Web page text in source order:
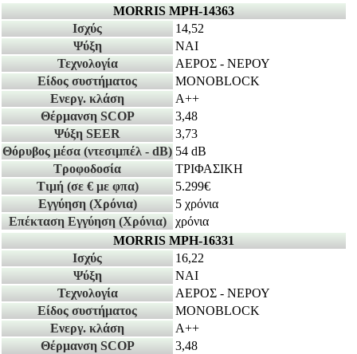
MORRIS MPH-14363
Ισχύς
14,52
Ψύξη
ΝΑΙ
Τεχνολογία
ΑΕΡΟΣ - ΝΕΡΟΥ
Είδος συστήματος
MONOBLOCK
Ενεργ. κλάση
A++
Θέρμανση SCOP
3,48
Ψύξη SEER
3,73
Θόρυβος μέσα (ντεσιμπέλ - dB) 54 dB
Τροφοδοσία
ΤΡΙΦΑΣΙΚΗ
Τιμή (σε € με φπα)
5.299€
Εγγύηση (Χρόνια)
5 χρόνια
Επέκταση Εγγύηση (Χρόνια)
χρόνια
MORRIS MPH-16331
Ισχύς
16,22
Ψύξη
ΝΑΙ
Τεχνολογία
ΑΕΡΟΣ - ΝΕΡΟΥ
Είδος συστήματος
MONOBLOCK
Ενεργ. κλάση
A++
Θέρμανση SCOP
3,48